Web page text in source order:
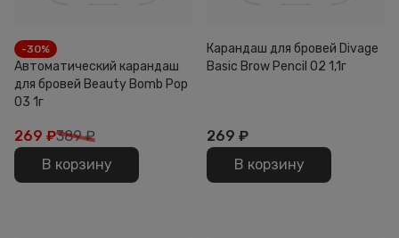
-30%
Автоматический карандаш
для бровей Beauty Bomb Pop
03 1г
269 ₽389 ₽
В корзину
Карандаш для бровей Divage
Basic Brow Pencil 02 1,1г
269 ₽
В корзину